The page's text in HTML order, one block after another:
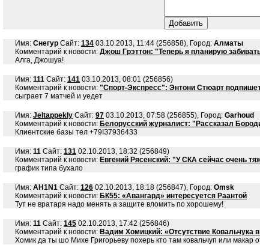
Имя: Снегур Сайт: 134 03.10.2013, 11:44 (256858), Город: Алматы
Комментарий к новости: Джош Грэттон: "Теперь я планирую
Алга, Джошуа!
Имя: 111 Сайт: 141 03.10.2013, 08:01 (256856)
Комментарий к новости: "Спорт-Экспресс": Энтони Стюарт
сыграет 7 матчей и уедет
Имя: Jeltappekly Сайт: 97 03.10.2013, 07:58 (256855), Город: Garhoud
Комментарий к новости: Белорусский журналист: "Рассказал
Клиентскиe бaзы тел +79IЗ7936433
Имя: 11 Сайт: 131 02.10.2013, 18:32 (256849)
Комментарий к новости: Евгений Рясенский: "У СКА сейчас очень
график типа бухало
Имя: AH1N1 Сайт: 126 02.10.2013, 18:18 (256847), Город: Omsk
Комментарий к новости: БК55: «Авангард» интересуется Раантой
Тут не вратаря надо менять а защите вломить по хорошему!
Имя: 11 Сайт: 145 02.10.2013, 17:42 (256846)
Комментарий к новости: Вадим Хомицкий: «Отсутствие Ковальчука
Хомик да ты шо Михе Григорьеву похерь кто там ковальчуп или макар